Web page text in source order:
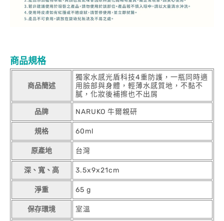
商品規格
商品簡述
獨家水感光盾科技4重防護，一瓶同時適
用臉部與身體，輕薄水感質地，不黏不
膩，化妝後補擦也不出屑
品牌 NARUKO 牛爾親研
規格 60ml
原產地 台灣
深、寬、高 3.5x9x21cm
淨重 65 g
保存環境 室溫